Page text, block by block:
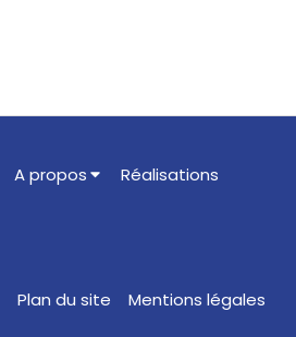
A propos
Réalisations
Plan du site Mentions légales